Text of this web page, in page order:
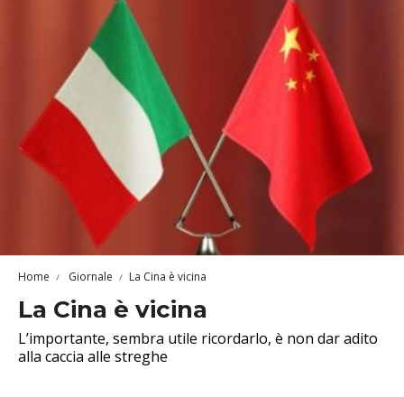
Home Giornale La Cina è vicina
La Cina è vicina
L’importante, sembra utile ricordarlo, è non dar adito
alla caccia alle streghe